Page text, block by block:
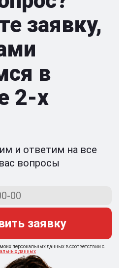
заявку,
в
2-x
и ответим на все
вопросы
заявку
персональных данных в соответствии с
данных